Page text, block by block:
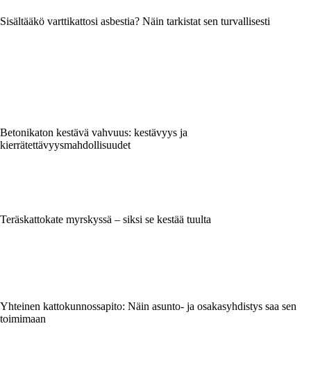
Sisältääkö varttikattosi asbestia? Näin tarkistat sen turvallisesti
Betonikaton kestävä vahvuus: kestävyys ja
kierrätettävyysmahdollisuudet
Teräskattokate myrskyssä – siksi se kestää tuulta
Yhteinen kattokunnossapito: Näin asunto- ja osakasyhdistys saa sen
toimimaan